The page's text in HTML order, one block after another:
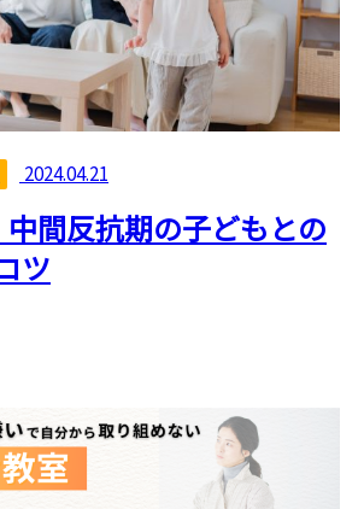
2024.04.21
間反抗期の子どもとの
ツ